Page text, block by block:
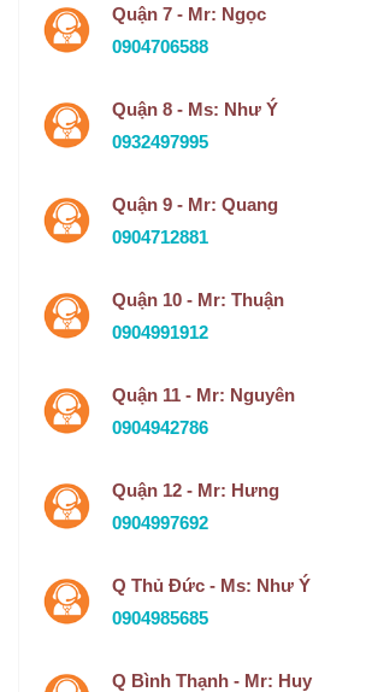
Quận 7 - Mr: Ngọc
0904706588
Quận 8 - Ms: Như Ý
0932497995
Quận 9 - Mr: Quang
0904712881
Quận 10 - Mr: Thuận
0904991912
Quận 11 - Mr: Nguyên
0904942786
Quận 12 - Mr: Hưng
0904997692
Q Thủ Đức - Ms: Như Ý
0904985685
Q Bình Thạnh - Mr: Huy